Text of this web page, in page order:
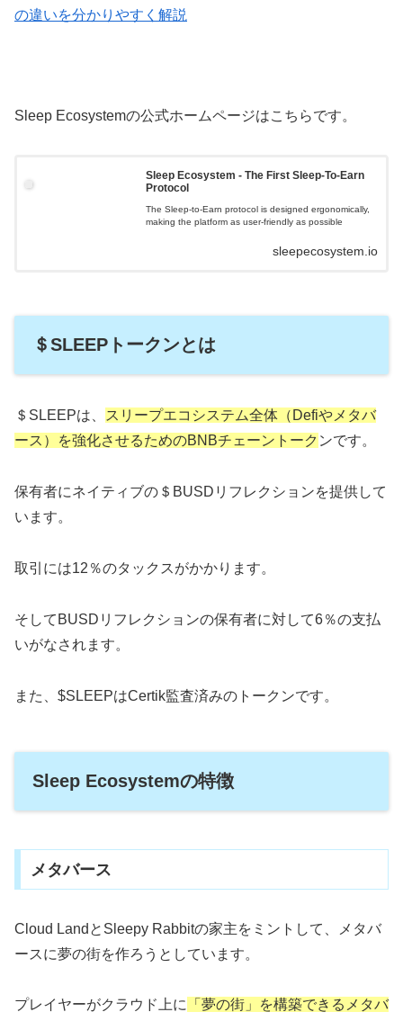
の違いを分かりやすく解説
Sleep Ecosystemの公式ホームページはこちらです。
Sleep Ecosystem - The First Sleep-To-Earn
Protocol
The Sleep-to-Earn protocol is designed ergonomically,
making the platform as user-friendly as possible
sleepecosystem.io
＄SLEEPトークンとは
＄SLEEPは、
スリープエコシステム全体（Defiやメタバ
ース）を強化させるためのBNBチェーントーク ンです。
保有者にネイティブの＄BUSDリフレクションを提供して
います。
取引には12％のタックスがかかります。
そしてBUSDリフレクションの保有者に対して6％の支払
いがなされます。
また、$SLEEPはCertik監査済みのトークンです。
Sleep Ecosystemの特徴
メタバース
Cloud LandとSleepy Rabbitの家主をミントして、メタバ
ースに夢の街を作ろうとしています。
プレイヤーがクラウド上に
「夢の街」を構築できるメタバ